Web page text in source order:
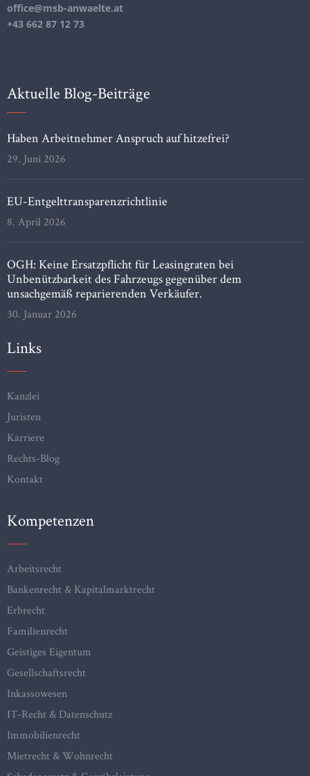
office@msb-anwaelte.at
+43 662 87 12 73
Aktuelle Blog-Beiträge
Haben Arbeitnehmer Anspruch auf hitzefrei?
29. Juni 2026
EU-Entgelttransparenzrichtlinie
8. April 2026
OGH: Keine Ersatzpflicht für Leasingraten bei
Unbenützbarkeit des Fahrzeugs gegenüber dem
unsachgemäß reparierenden Verkäufer.
30. Januar 2026
Links
Kanzlei
Juristen
Karriere
Rechts-Blog
Kontakt
Kompetenzen
Arbeitsrecht
Bankenrecht & Kapitalmarktrecht
Erbrecht
Familienrecht
Geistiges Eigentum
Gesellschaftsrecht
Inkassowesen
IT-Recht & Datenschutz
Immobilienrecht
Mietrecht & Wohnrecht